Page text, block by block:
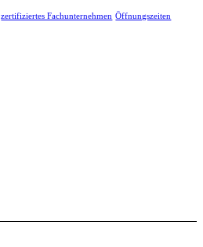
zertifiziertes Fachunternehmen Öffnungszeiten